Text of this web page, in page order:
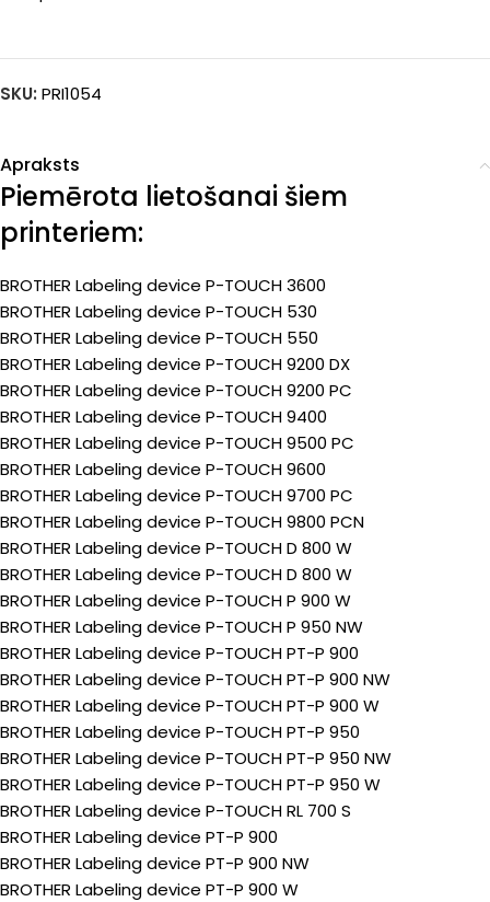
SKU: PRI1054
Apraksts
Piemērota lietošanai šiem
printeriem:
BROTHER Labeling device P-TOUCH 3600
BROTHER Labeling device P-TOUCH 530
BROTHER Labeling device P-TOUCH 550
BROTHER Labeling device P-TOUCH 9200 DX
BROTHER Labeling device P-TOUCH 9200 PC
BROTHER Labeling device P-TOUCH 9400
BROTHER Labeling device P-TOUCH 9500 PC
BROTHER Labeling device P-TOUCH 9600
BROTHER Labeling device P-TOUCH 9700 PC
BROTHER Labeling device P-TOUCH 9800 PCN
BROTHER Labeling device P-TOUCH D 800 W
BROTHER Labeling device P-TOUCH D 800 W
BROTHER Labeling device P-TOUCH P 900 W
BROTHER Labeling device P-TOUCH P 950 NW
BROTHER Labeling device P-TOUCH PT-P 900
BROTHER Labeling device P-TOUCH PT-P 900 NW
BROTHER Labeling device P-TOUCH PT-P 900 W
BROTHER Labeling device P-TOUCH PT-P 950
BROTHER Labeling device P-TOUCH PT-P 950 NW
BROTHER Labeling device P-TOUCH PT-P 950 W
BROTHER Labeling device P-TOUCH RL 700 S
BROTHER Labeling device PT-P 900
BROTHER Labeling device PT-P 900 NW
BROTHER Labeling device PT-P 900 W